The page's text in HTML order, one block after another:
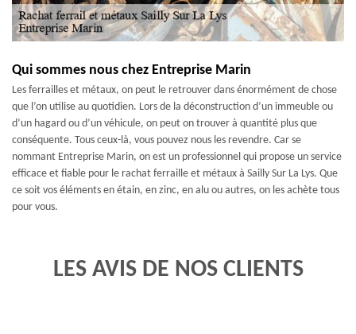
Qui sommes nous chez Entreprise Marin
Les ferrailles et métaux, on peut le retrouver dans énormément de chose
que l’on utilise au quotidien. Lors de la déconstruction d’un immeuble ou
d’un hagard ou d’un véhicule, on peut on trouver à quantité plus que
conséquente. Tous ceux-là, vous pouvez nous les revendre. Car se
nommant Entreprise Marin, on est un professionnel qui propose un service
efficace et fiable pour le rachat ferraille et métaux à Sailly Sur La Lys. Que
ce soit vos éléments en étain, en zinc, en alu ou autres, on les achète tous
pour vous.
LES AVIS DE NOS CLIENTS